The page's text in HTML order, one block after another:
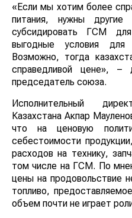
«Если мы хотим более
питания, нужны
субсидировать ГСМ
выгодные условия для
Возможно, тогда
справедливой цене», –
председатель союза.
Исполнительный
Казахстана Акпар
что на ценовую
себестоимости
расходов на технику,
том числе на ГСМ. По
цены на продовольствие
топливо,
объем почти не играет